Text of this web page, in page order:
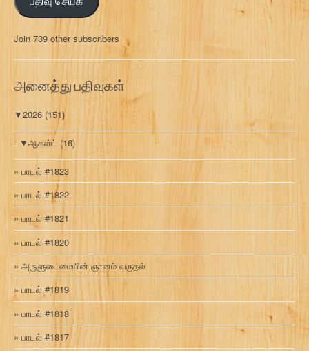
ல்
க
வ
Join 739 other subscribers
அனைத்து பதிவுகள்
▼2026 (151)
▼ஆகஸ்ட் (16)
பாடல் #1823
பாடல் #1822
பாடல் #1821
பாடல் #1820
அருளுடைமையின் ஞானம் வருதல்
பாடல் #1819
பாடல் #1818
பாடல் #1817